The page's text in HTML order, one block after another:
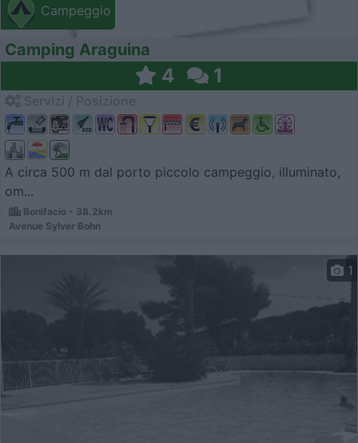
Campeggio
Camping Araguina
4 1
A circa 500 m dal porto piccolo campeggio, illuminato,
om...
Bonifacio - 38.2km
Avenue Sylver Bohn
1